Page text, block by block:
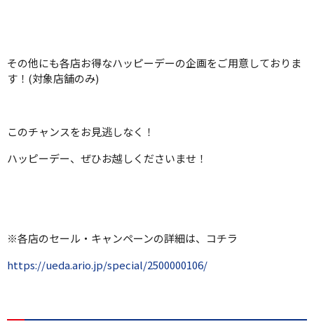
その他にも各店お得なハッピーデーの企画をご用意しておりま
す！(対象店舗のみ)
このチャンスをお見逃しなく！
ハッピーデー、ぜひお越しくださいませ！
※各店のセール・キャンペーンの詳細は、コチラ
https://ueda.ario.jp/special/2500000106/